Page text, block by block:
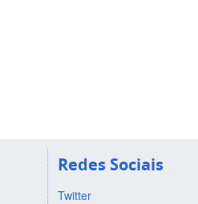
Redes Sociais
Twitter